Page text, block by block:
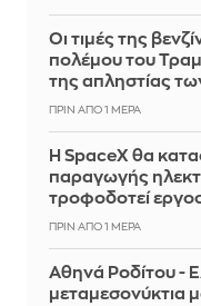
Οι τιμές της
πολέμου του
της απληστίας
ΠΡΙΝ ΑΠΌ 1 ΜΈΡΑ
Η SpaceX θα
παραγωγής
τροφοδοτεί
ΠΡΙΝ ΑΠΌ 1 ΜΈΡΑ
Αθηνά Ροδίτου -
μεταμεσονύκτια